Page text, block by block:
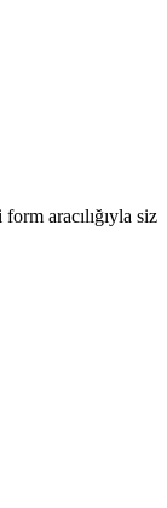
aracılığıyla siz